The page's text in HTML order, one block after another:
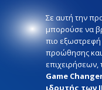
Σε αυτή την
μπορούσε να
πιο εξωστρεφή
προώθησης
επιχειρήσεων,
Game
ιδρυτής των